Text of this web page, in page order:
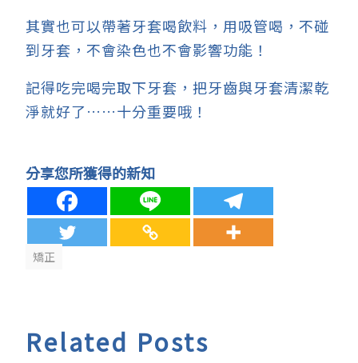
其實也可以帶著牙套喝飲料， 用吸管喝，不碰
到牙套，不會染色也不會影響功能！
記得吃完喝完取下牙套，把牙齒與牙套清潔乾
淨就好了……十分重要哦！
分享您所獲得的新知
矯正
Related Posts